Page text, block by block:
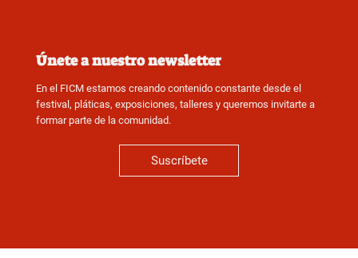
Únete a nuestro newsletter
En el FICM estamos creando contenido constante desde el
festival, pláticas, exposiciones, talleres y queremos invitarte a
formar parte de la comunidad.
Suscríbete